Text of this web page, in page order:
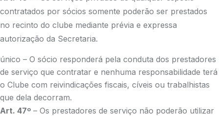
contratados por sócios somente poderão ser prestados
no recinto do clube mediante prévia e expressa
autorização da Secretaria.
único – O sócio responderá pela conduta dos prestadores
de serviço que contratar e nenhuma responsabilidade terá
o Clube com reivindicações fiscais, cíveis ou trabalhistas
que dela decorram.
Art. 47º – Os prestadores de serviço não poderão utilizar